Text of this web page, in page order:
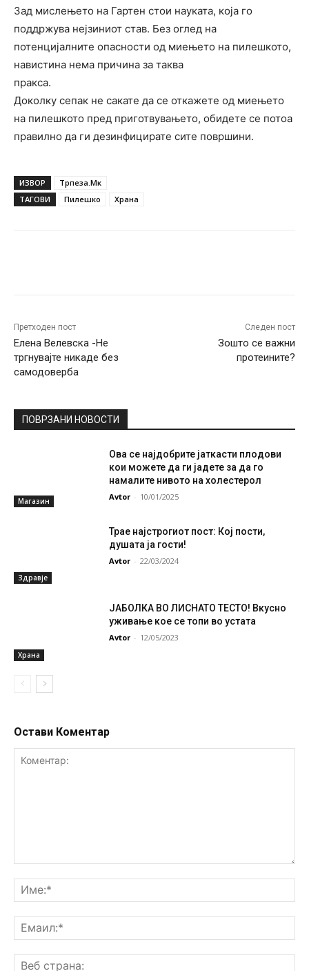
Зад мислењето на Гартен стои науката, која го
поддржува нејзиниот став. Без оглед на
потенцијалните опасности од миењето на пилешкото,
навистина нема причина за таква
пракса.
Доколку сепак не сакате да се откажете од миењето
на пилешкото пред приготвувањето, обидете се потоа
правилно да ги дезинфицирате сите површини.
ИЗВОР
Трпеза.Мк
ТАГОВИ
Пилешко Храна
Претходен пост
Елена Велевска -Не
тргнувајте никаде без
самодоверба
Следен пост
Зошто се важни
протеините?
ПОВРЗАНИ НОВОСТИ
Магазин
Ова се најдобрите јаткасти плодови
кои можете да ги јадете за да го
намалите нивото на холестерол
Avtor - 10/01/2025
Здравје
Трае најстрогиот пост: Кој пости,
душата ја гости!
Avtor - 22/03/2024
Храна
ЈАБОЛКА ВО ЛИСНАТО ТЕСТО! Вкусно
уживање кое се топи во устата
Avtor - 12/05/2023
Остави Коментар